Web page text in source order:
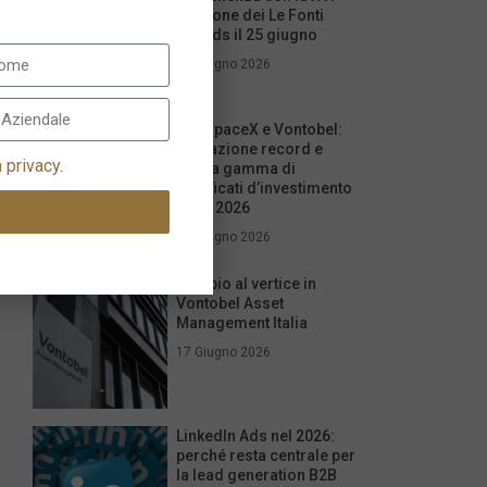
edizione dei Le Fonti
Awards il 25 giugno
26 Giugno 2026
IPO SpaceX e Vontobel:
quotazione record e
nuova gamma di
certificati d’investimento
per il 2026
17 Giugno 2026
Cambio al vertice in
Vontobel Asset
Management Italia
17 Giugno 2026
LinkedIn Ads nel 2026:
perché resta centrale per
la lead generation B2B
privacy.